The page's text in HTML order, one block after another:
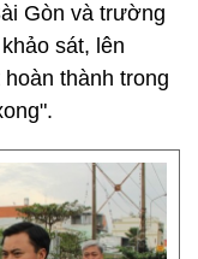
Gòn và trường
sát, lên
thành trong